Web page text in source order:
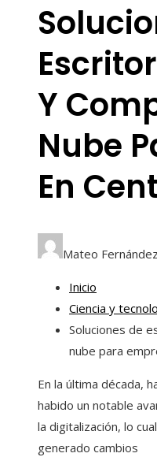
Y
Nube
En
Mateo
Inicio
Ciencia y
Soluciones de
nube para
En la última década,
habido un notable
la digitalización, lo
generado cambios